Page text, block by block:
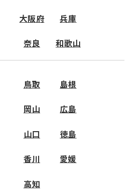
大阪府 兵庫
奈良 和歌山
鳥取 島根
岡山 広島
山口 徳島
香川 愛媛
高知